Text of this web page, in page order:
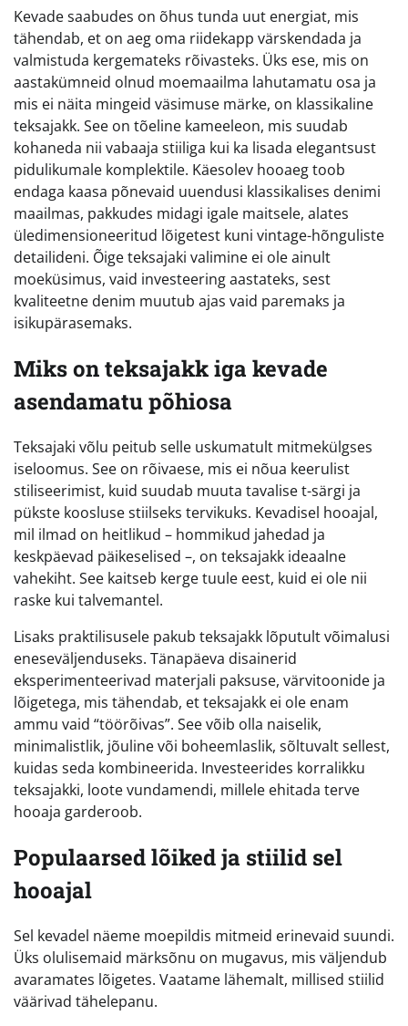
Kevade saabudes on õhus tunda uut energiat, mis
tähendab, et on aeg oma riidekapp värskendada ja
valmistuda kergemateks rõivasteks. Üks ese, mis on
aastakümneid olnud moemaailma lahutamatu osa ja
mis ei näita mingeid väsimuse märke, on klassikaline
teksajakk. See on tõeline kameeleon, mis suudab
kohaneda nii vabaaja stiiliga kui ka lisada elegantsust
pidulikumale komplektile. Käesolev hooaeg toob
endaga kaasa põnevaid uuendusi klassikalises denimi
maailmas, pakkudes midagi igale maitsele, alates
üledimensioneeritud lõigetest kuni vintage-hõnguliste
detailideni. Õige teksajaki valimine ei ole ainult
moeküsimus, vaid investeering aastateks, sest
kvaliteetne denim muutub ajas vaid paremaks ja
isikupärasemaks.
Miks on teksajakk iga kevade
asendamatu põhiosa
Teksajaki võlu peitub selle uskumatult mitmekülgses
iseloomus. See on rõivaese, mis ei nõua keerulist
stiliseerimist, kuid suudab muuta tavalise t-särgi ja
pükste koosluse stiilseks tervikuks. Kevadisel hooajal,
mil ilmad on heitlikud – hommikud jahedad ja
keskpäevad päikeselised –, on teksajakk ideaalne
vahekiht. See kaitseb kerge tuule eest, kuid ei ole nii
raske kui talvemantel.
Lisaks praktilisusele pakub teksajakk lõputult võimalusi
eneseväljenduseks. Tänapäeva disainerid
eksperimenteerivad materjali paksuse, värvitoonide ja
lõigetega, mis tähendab, et teksajakk ei ole enam
ammu vaid “töörõivas”. See võib olla naiselik,
minimalistlik, jõuline või boheemlaslik, sõltuvalt sellest,
kuidas seda kombineerida. Investeerides korralikku
teksajakki, loote vundamendi, millele ehitada terve
hooaja garderoob.
Populaarsed lõiked ja stiilid sel
hooajal
Sel kevadel näeme moepildis mitmeid erinevaid suundi.
Üks olulisemaid märksõnu on mugavus, mis väljendub
avaramates lõigetes. Vaatame lähemalt, millised stiilid
väärivad tähelepanu.